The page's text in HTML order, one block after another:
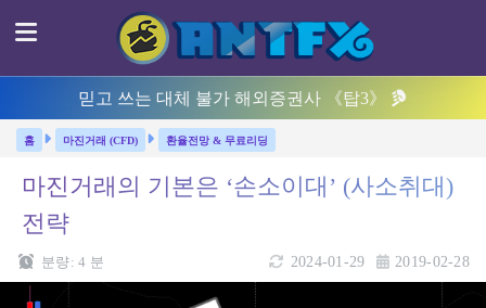
믿고 쓰는 대체 불가 해외증권사 《탑3》
마진거래 (CFD) 환율전망 & 무료리딩
마진거래의 기본은 ‘손소이대’ (사소취대)
전략
2019-02-28
2024-01-29
분량: 4 분